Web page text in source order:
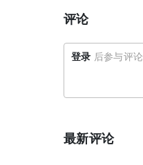
评论
登录 后参与评论
最新评论